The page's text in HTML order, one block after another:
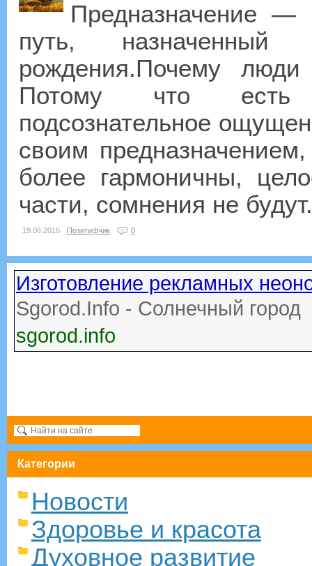
Предназначение —
путь,
рождения.Почему
Потому что есть
подсознательное
своим
более гармоничны,
части, сомнения не
19.06.2016 Позитифчик 0
Изготовление рекламных
Sgorod.Info - Солнечный город
sgorod.info
Категории
Новости
Здоровье и красота
Духовное развитие